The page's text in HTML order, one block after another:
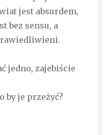
jest absurdem,
bez sensu, a
jedno, zajebiście
by je przeżyć?